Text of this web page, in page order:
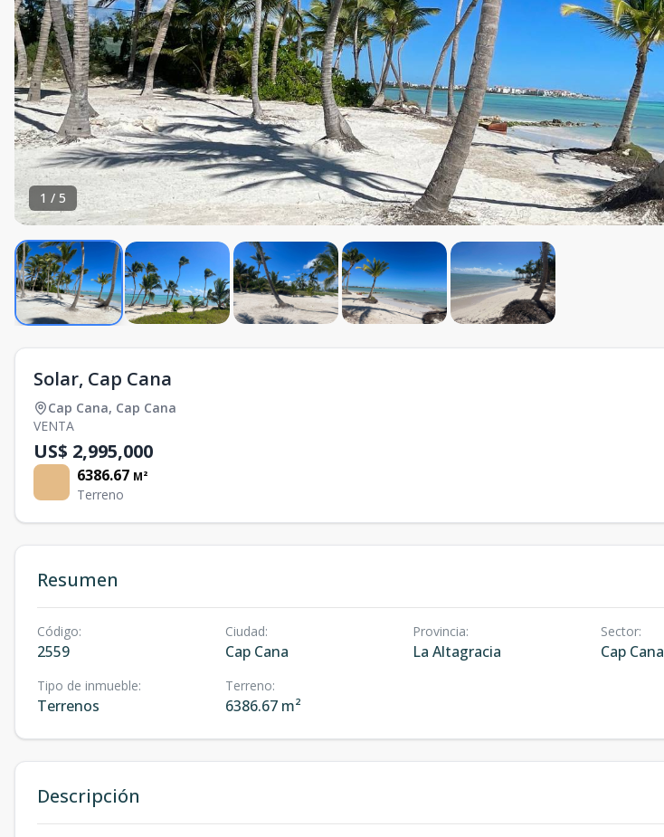
1 / 5
Solar, Cap Cana
Cap Cana, Cap Cana
VENTA
US$ 2,995,000
6386.67 M²
Terreno
Resumen
Código:
2559
Ciudad:
Cap Cana
Provincia:
La Altagracia
Sector:
Cap Cana
Tipo de inmueble:
Terrenos
Terreno:
6386.67 m²
Descripción